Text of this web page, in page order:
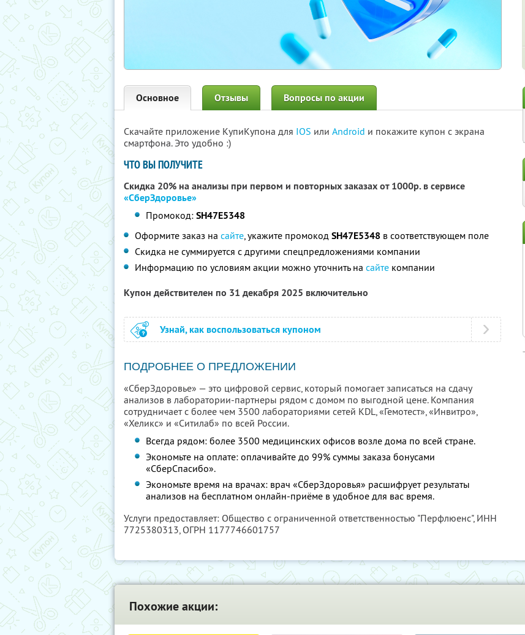
Основное Отзывы Вопросы по акции
Скачайте приложение КупиКупона для IOS или Android и покажите купон с экрана
смартфона. Это удобно :)
ЧТО ВЫ ПОЛУЧИТЕ
Скидка 20% на анализы при первом и повторных заказах от 1000р. в сервисе
«СберЗдоровье»
Промокод:SH47E5348
Оформите заказ на сайте, укажите промокод SH47E5348 в соответствующем поле
Скидка не суммируется с другими спецпредложениями компании
Информацию по условиям акции можно уточнить на сайте компании
Купон действителен по 31 декабря 2025 включительно
Узнай, как воспользоваться купоном
ПОДРОБНЕЕ О ПРЕДЛОЖЕНИИ
«СберЗдоровье» — это цифровой сервис, который помогает записаться на сдачу
анализов в лаборатории-партнеры рядом с домом по выгодной цене. Компания
сотрудничает с более чем 3500 лабораториями сетей KDL, «Гемотест», «Инвитро»,
«Хеликс» и «Ситилаб» по всей России.
Всегда рядом: более 3500 медицинских офисов возле дома по всей стране.
Экономьте на оплате: оплачивайте до 99% суммы заказа бонусами
«СберСпасибо».
Экономьте время на врачах: врач «СберЗдоровья» расшифрует результаты
анализов на бесплатном онлайн-приёме в удобное для вас время.
Услуги предоставляет: Общество с ограниченной ответственностью "Перфлюенс", ИНН
7725380313, ОГРН 1177746601757
Похожие акции: